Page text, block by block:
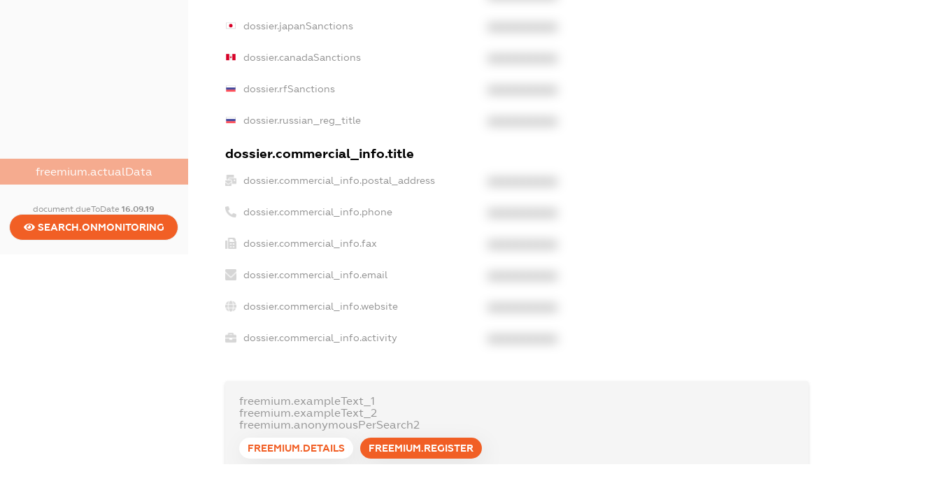
freemium.actualData
document.dueToDate16.09.19
SEARCH.ONMONITORING
dossier.japanSanctions
dossier.canadaSanctions
dossier.rfSanctions
dossier.russian_reg_title
dossier.commercial_info.title
dossier.commercial_info.postal_address
dossier.commercial_info.phone
dossier.commercial_info.fax
dossier.commercial_info.email
dossier.commercial_info.website
dossier.commercial_info.activity
freemium.exampleText_1
freemium.exampleText_2
freemium.anonymousPerSearch2
FREEMIUM.DETAILS FREEMIUM.REGISTER